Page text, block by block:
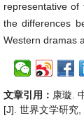
representative of
the differences
Western dramas
文章引用： 康璇.
[J]. 世界文学研究